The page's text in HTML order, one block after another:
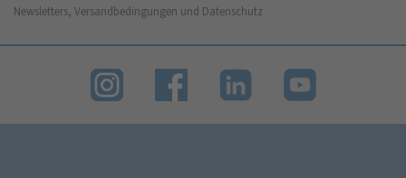
Newsletters, Versandbedingungen und Datenschutz